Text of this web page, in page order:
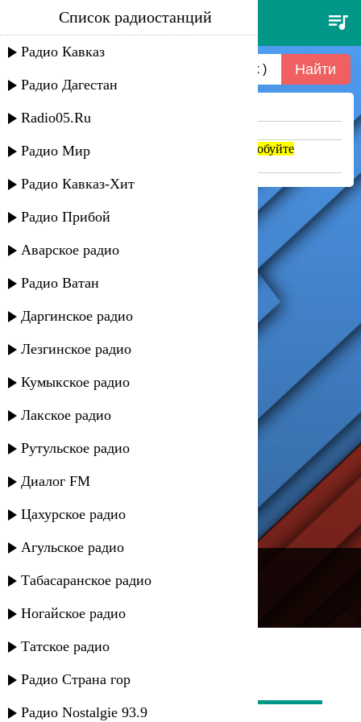
dj ilham - digidi digidi (dj proale
2026mix )
Список радиостанций
Радио Кавказ
Радио Дагестан
Radio05.Ru
Радио Мир
Радио Кавказ-Хит
Радио Прибой
Аварское радио
Радио Ватан
Даргинское радио
Лезгинское радио
Кумыкское радио
Лакское радио
Рутульское радио
Диалог FM
Цахурское радио
Агульское радио
Табасаранское радио
Ногайское радио
Татское радио
Радио Страна гор
Радио Nostalgie 93.9
Ничего не найдено =(
Если название написано транслитом, попробуйте
поменять на русский. abc => абц
---
Русское радио